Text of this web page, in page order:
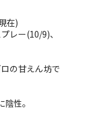
在)
レー(10/9)、
の甘えん坊で
性。